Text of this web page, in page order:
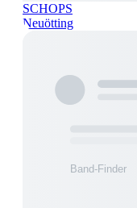
SCHOPS
Neuötting